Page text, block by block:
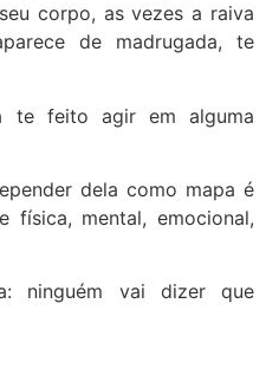
corpo, as vezes a raiva
de madrugada, te
te feito agir em alguma
dela como mapa é
física, mental, emocional,
ninguém vai dizer que